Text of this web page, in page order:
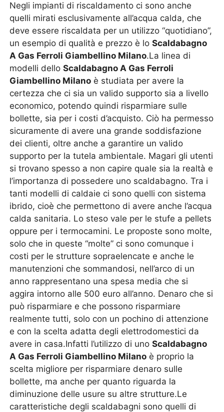
Negli impianti di riscaldamento ci sono anche
quelli mirati esclusivamente all’acqua calda, che
deve essere riscaldata per un utilizzo “quotidiano”,
un esempio di qualità e prezzo è loScaldabagno
A Gas Ferroli Giambellino Milano.La linea di
modelli delloScaldabagno A Gas Ferroli
Giambellino Milano è studiata per avere la
certezza che ci sia un valido supporto sia a livello
economico, potendo quindi risparmiare sulle
bollette, sia per i costi d’acquisto. Ciò ha permesso
sicuramente di avere una grande soddisfazione
dei clienti, oltre anche a garantire un valido
supporto per la tutela ambientale. Magari gli utenti
si trovano spesso a non capire quale sia la realtà e
l’importanza di possedere uno scaldabagno. Tra i
tanti modelli di caldaie ci sono quelli con sistema
ibrido, cioè che permettono di avere anche l’acqua
calda sanitaria. Lo steso vale per le stufe a pellets
oppure per i termocamini. Le proposte sono molte,
solo che in queste “molte” ci sono comunque i
costi per le strutture sopraelencate e anche le
manutenzioni che sommandosi, nell’arco di un
anno rappresentano una spesa media che si
aggira intorno alle 500 euro all’anno. Denaro che si
può risparmiare e che possono risparmiare
realmente tutti, solo con un pochino di attenzione
e con la scelta adatta degli elettrodomestici da
avere in casa.Infatti l’utilizzo di unoScaldabagno
A Gas Ferroli Giambellino Milano è proprio la
scelta migliore per risparmiare denaro sulle
bollette, ma anche per quanto riguarda la
diminuzione delle usure su altre strutture.Le
caratteristiche degli scaldabagni sono quelli di